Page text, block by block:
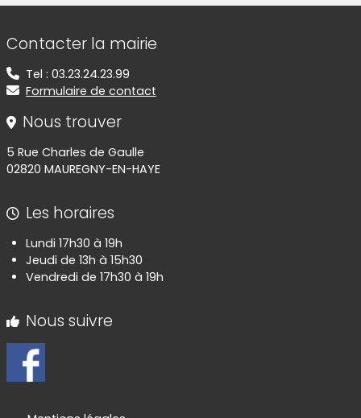
Informations de contact
Contacter la mairie
Tel : 03.23.24.23.99
Formulaire de contact
Nous trouver
5 Rue Charles de Gaulle
02820 MAUREGNY-EN-HAYE
Les horaires
Lundi 17h30 à 19h
Jeudi de 13h à 15h30
Vendredi de 17h30 à 19h
Nous suivre